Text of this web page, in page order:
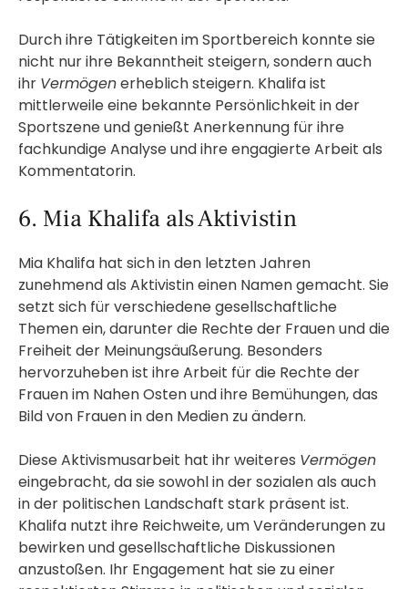
Durch ihre Tätigkeiten im Sportbereich konnte sie
nicht nur ihre Bekanntheit steigern, sondern auch
ihr Vermögenerheblich steigern. Khalifa ist
mittlerweile eine bekannte Persönlichkeit in der
Sportszene und genießt Anerkennung für ihre
fachkundige Analyse und ihre engagierte Arbeit als
Kommentatorin.
6. Mia Khalifa als Aktivistin
Mia Khalifa hat sich in den letzten Jahren
zunehmend als Aktivistin einen Namen gemacht. Sie
setzt sich für verschiedene gesellschaftliche
Themen ein, darunter die Rechte der Frauen und die
Freiheit der Meinungsäußerung. Besonders
hervorzuheben ist ihre Arbeit für die Rechte der
Frauen im Nahen Osten und ihre Bemühungen, das
Bild von Frauen in den Medien zu ändern.
Diese Aktivismusarbeit hat ihr weiteres Vermögen
eingebracht, da sie sowohl in der sozialen als auch
in der politischen Landschaft stark präsent ist.
Khalifa nutzt ihre Reichweite, um Veränderungen zu
bewirken und gesellschaftliche Diskussionen
anzustoßen. Ihr Engagement hat sie zu einer